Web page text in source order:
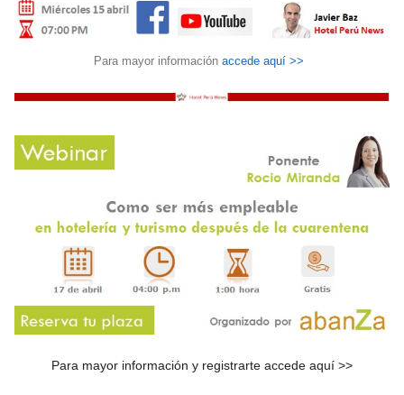
Para mayor información accede aquí >>
Para mayor información y registrarte accede aquí >>